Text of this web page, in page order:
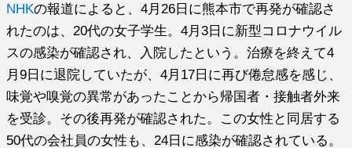
NHKの報道によると、4月26日に熊本市で再発が確認さ
れたのは、20代の女子学生。4月3日に新型コロナウイル
スの感染が確認され、入院したという。治療を終えて4
月9日に退院していたが、4月17日に再び倦怠感を感じ、
味覚や嗅覚の異常があったことから帰国者・接触者外来
を受診。その後再発が確認された。この女性と同居する
50代の会社員の女性も、24日に感染が確認されている。